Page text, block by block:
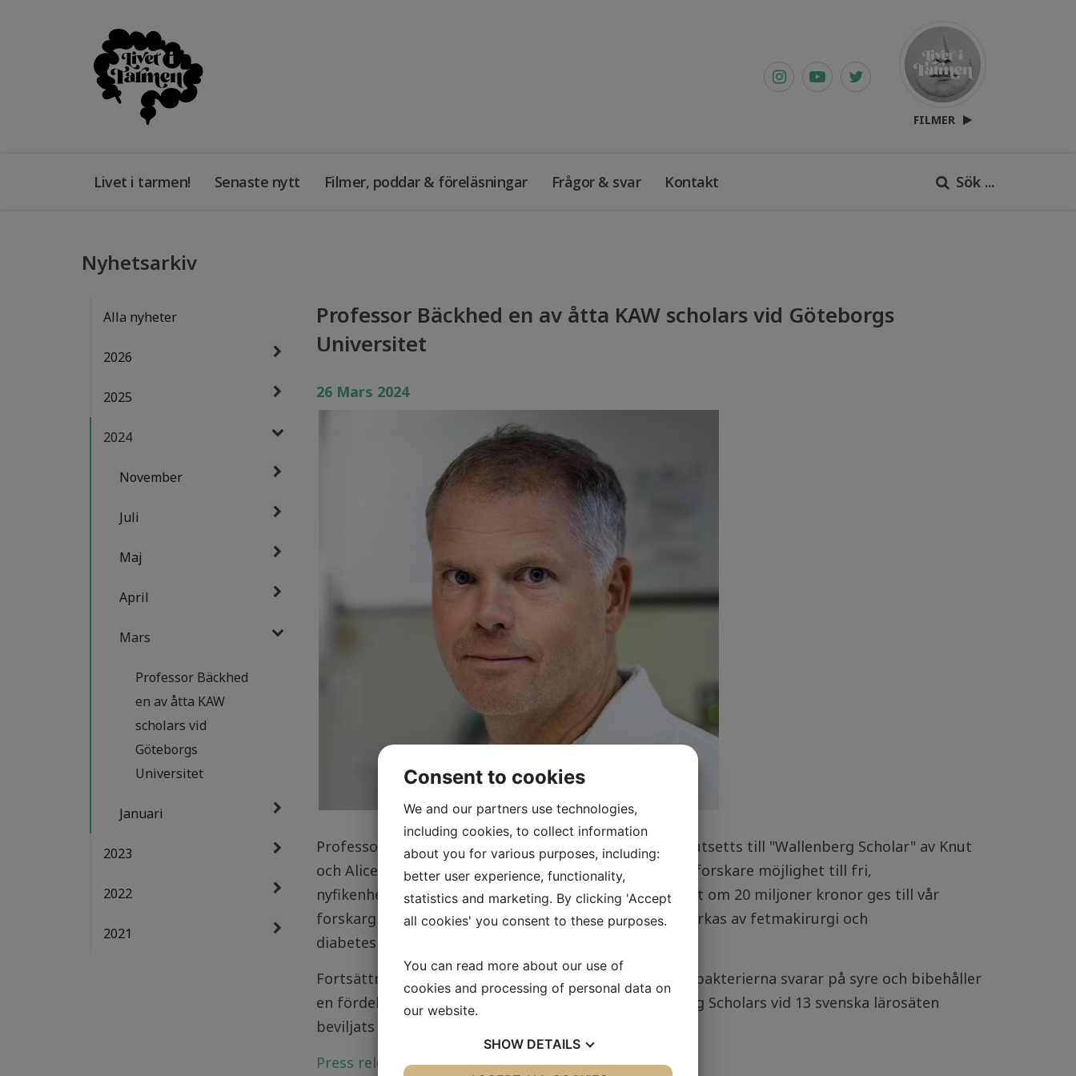
FILMER
Livet i tarmen! Senaste nytt Filmer, poddar & föreläsningar Frågor & svar Kontakt Sök ...
Nyhetsarkiv
Alla nyheter
2026
2025
2024
November
Juli
Maj
April
Mars
Professor Bäckhed
en av åtta KAW
scholars vid
Göteborgs
Universitet
Januari
2023
2022
2021
Professor Bäckhed en av åtta KAW scholars vid Göteborgs
Universitet
26 Mars 2024
Professor Fredrik Bäckhed är en av åtta forskare som utsetts till "Wallenberg Scholar" av Knut
och Alice Wallenberg Stiftelse (KAW). Programmet ger forskare möjlighet till fri,
nyfikenhetsdriven och långsiktig forskning och anslaget om 20 miljoner kronor ges till vår
forskargrupp för att titta vidare på "hur bakerier påverkas av fetmakirurgi och
diabetesmedicin".
Fortsättningsanslaget kommer framförallt förstå hur bakterierna svarar på syre och bibehåller
en fördelaktig miljö i tarmen. Totalt har 118 Wallenberg Scholars vid 13 svenska lärosäten
beviljats fem-åriga anslag.
Press release från Göteborgs Universitet
Consent to cookies
We and our partners use technologies,
including cookies, to collect information
about you for various purposes, including:
better user experience, functionality,
statistics and marketing. By clicking 'Accept
all cookies' you consent to these purposes.
You can read more about our use of
cookies and processing of personal data on
our website.
SHOW DETAILS